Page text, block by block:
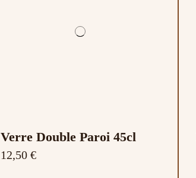
Verre Double Paroi 45cl
12,50 €